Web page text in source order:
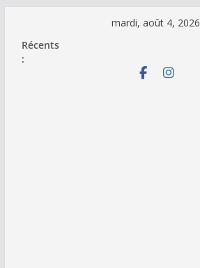
contenu
mardi, août 4, 2026
Récents
: